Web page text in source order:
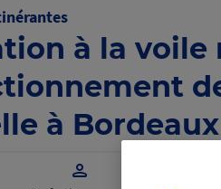
à la voile
à Bordeaux